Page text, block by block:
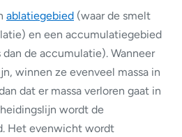
ablatiegebied (waar de smelt
en een accumulatiegebied
de accumulatie). Wanneer
winnen ze evenveel massa in
dat er massa verloren gaat in
wordt de
Het evenwicht wordt